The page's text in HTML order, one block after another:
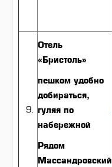
Отель
«Бристоль»
пешком удобно
добираться,
гуляя по
набережной
Рядом
Массандровский